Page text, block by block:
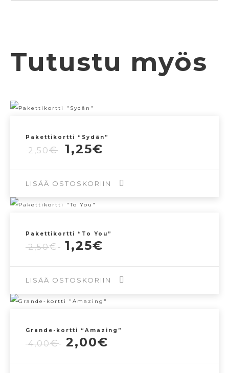
Tutustu myös
Pakettikortti “Sydän”
2,50€
Alkuperäinen
2,50€.
1,25€
1,25€.
LISÄÄ OSTOSKORIIN
Pakettikortti “To You”
2,50€
Alkuperäinen
2,50€.
1,25€
1,25€.
LISÄÄ OSTOSKORIIN
Grande-kortti “Amazing”
4,00€
Alkuperäinen
2,00€